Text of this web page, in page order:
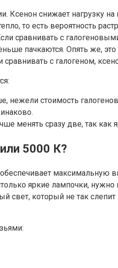
Ксенон снижает нагрузку
то есть вероятность
сравнивать с
пачкаются. Опять же, это
сравнивать с галогеном,
стоимость
менять сразу две, так как
5000 К?
максимальную
яркие лампочки,
свет, который не так